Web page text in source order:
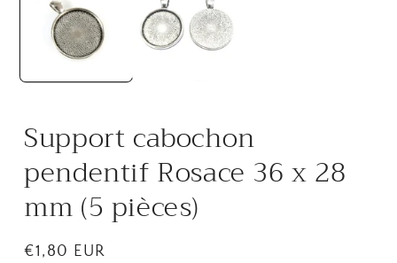
fenêtre
modale
Support cabochon
pendentif Rosace 36 x 28
mm (5 pièces)
Prix
€1,80 EUR